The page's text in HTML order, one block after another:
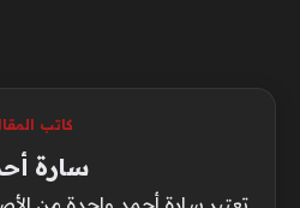
كاتب
سارة